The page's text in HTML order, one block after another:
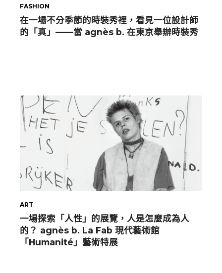
FASHION
在一場不分季節的時裝秀裡，看見一位設計師
的「真」——當 agnès b. 在東京舉辦時裝秀
ART
一場探索「人性」的展覽，人是怎麼成為人
的？ agnès b. La Fab 現代藝術館
「Humanité」藝術特展